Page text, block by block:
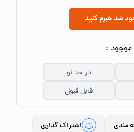
شد خبرم کنید
موجود :
در حد نو
قابل قبول
مندی اشتراک گذاری